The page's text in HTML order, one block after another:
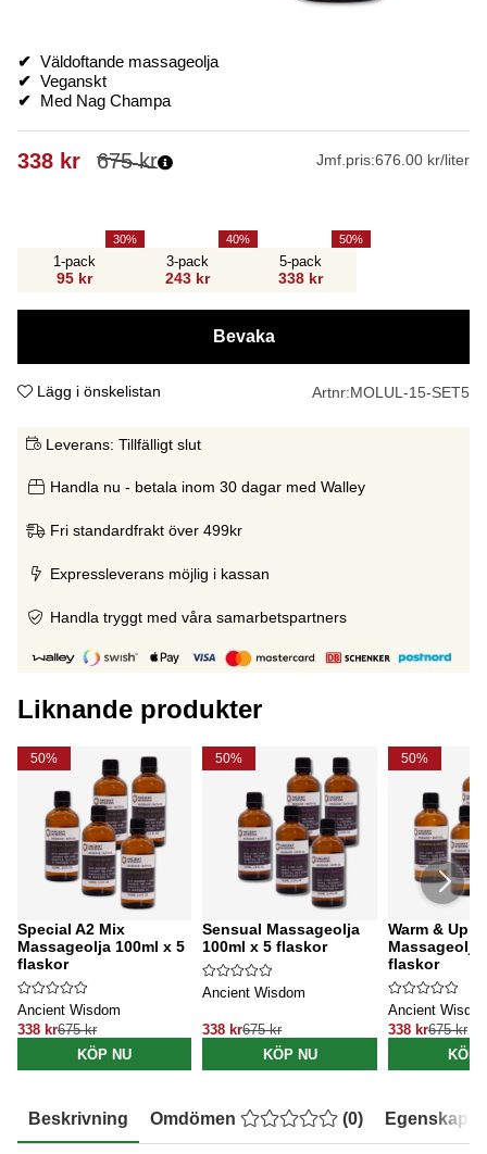
✔ Väldoftande massageolja
✔ Veganskt
✔
Med Nag Champa
675kr
338 kr Jmf.pris:676.00 kr/liter
1-pack
95 kr
30
3-pack
243 kr
40
5-pack
338 kr
50
Bevaka
Lägg i önskelistan Artnr:MOLUL-15-SET5
Leverans: Tillfälligt slut
Handla nu - betala inom 30 dagar med Walley
Fri standardfrakt över 499kr
Expressleverans möjlig i kassan
Handla tryggt med våra samarbetspartners
Liknande produkter
50%
Special A2 Mix
Massageolja 100ml x 5
flaskor
Ancient Wisdom
338 kr675 kr
KÖP NU
50%
Sensual Massageolja
100ml x 5 flaskor
Ancient Wisdom
338 kr675 kr
KÖP NU
50%
Warm &
Massageolja
flaskor
Ancient
338 kr675 kr
KÖP
Beskrivning Omdömen (0) Egenskaper